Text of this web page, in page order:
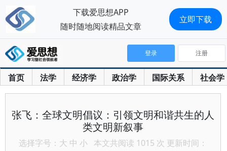
首页 法学 经济学 政治学 国际关系 社会学
登录 注册
张飞：全球文明倡议：引领文明和谐共生的人
类文明新叙事
选择字号： 大 中 小 本文共阅读 1015 次 更新时间：
下载爱思想APP
随时随地阅读精品文章
立即下载